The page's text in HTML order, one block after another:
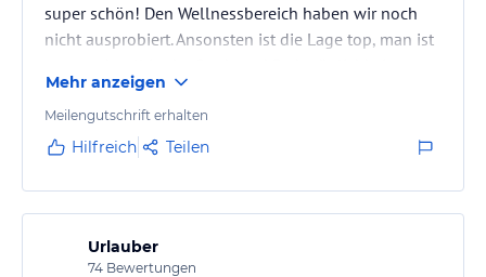
super schön! Den Wellnessbereich haben wir noch
nicht ausprobiert. Ansonsten ist die Lage top, man ist
gibt es auch direkt im Hotel gegen Bezahlung. Wir
kommen bestimmt wieder!
Mehr anzeigen
Meilengutschrift erhalten
Hilfreich Teilen
Urlauber
74 Bewertungen